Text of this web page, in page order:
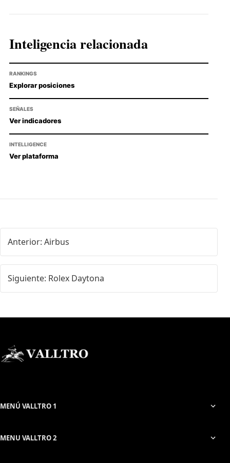
Inteligencia relacionada
RANKINGS
Explorar posiciones
SEÑALES
Ver indicadores
INTELLIGENCE
Ver plataforma
Anterior: Airbus
Siguiente: Rolex Daytona
MENÚ VALLTRO 1
MENU VALLTRO 2